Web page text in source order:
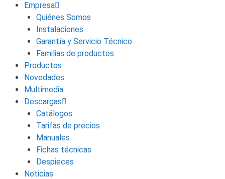
Empresa
Quiénes Somos
Instalaciones
Garantía y Servicio Técnico
Familias de productos
Productos
Novedades
Multimedia
Descargas
Catálogos
Tarifas de precios
Manuales
Fichas técnicas
Despieces
Noticias